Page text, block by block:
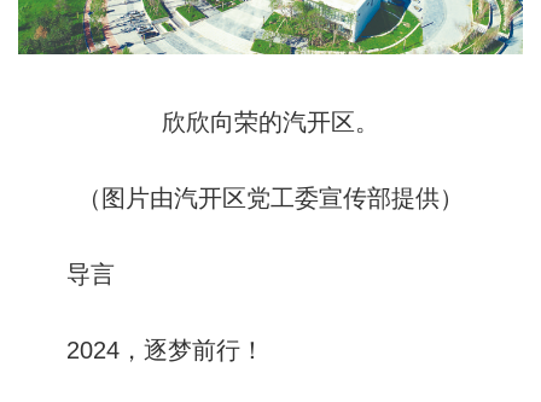
欣欣向荣的汽开区。
（图片由汽开区党工委宣传部提供）
导言
2024，逐梦前行！